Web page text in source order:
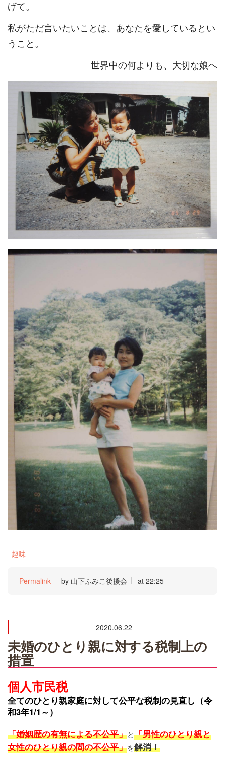
げて。
私がただ言いたいことは、あなたを愛しているとい
うこと。
世界中の何よりも、大切な娘へ
趣味
Permalink by 山下ふみこ後援会 at 22:25
2020.06.22
未婚のひとり親に対する税制上の
措置
個人市民税
全てのひとり親家庭に対して公平な税制の見直し（令
和3年1/1～）
「婚姻歴の有無による不公平」と「男性のひとり親と
女性のひとり親の間の不公平」を解消！